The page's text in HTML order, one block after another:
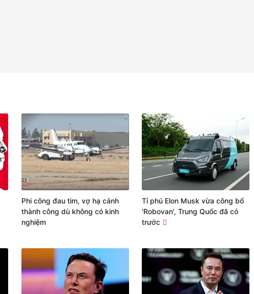
Phi công đau tim, vợ hạ cánh
thành công dù không có kinh
nghiệm
Tỉ phú Elon Musk vừa công bố
'Robovan', Trung Quốc đã có
trước